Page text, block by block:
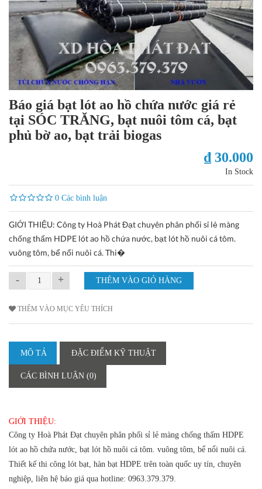
Báo giá bạt lót ao hồ chứa nước giá rẻ
tại SÓC TRĂNG, bạt nuôi tôm cá, bạt
phủ bờ ao, bạt trải biogas
₫ 30.000
In Stock
0 Các bình luận
GIỚI THIỆU: Công ty Hoà Phát Đạt chuyên phân phối sỉ lẻ màng
chống thấm HDPE lót ao hồ chứa nước, bạt lót hồ nuôi cá tôm.
vuông tôm, bể nổi nuôi cá. Thi�
- +
THÊM VÀO MỤC YÊU THÍCH
MÔ TẢ ĐẶC ĐIỂM KỸ THUẬT
CÁC BÌNH LUẬN (0)
GIỚI THIỆU:
Công ty Hoà Phát Đạt chuyên phân phối sỉ lẻ màng chống thấm HDPE
lót ao hồ chứa nước, bạt lót hồ nuôi cá tôm. vuông tôm, bể nổi nuôi cá.
Thiết kế thi công lót bạt, hàn bạt HDPE trên toàn quốc uy tín, chuyên
nghiệp, liên hệ báo giá qua hotline: 0963.379.379.